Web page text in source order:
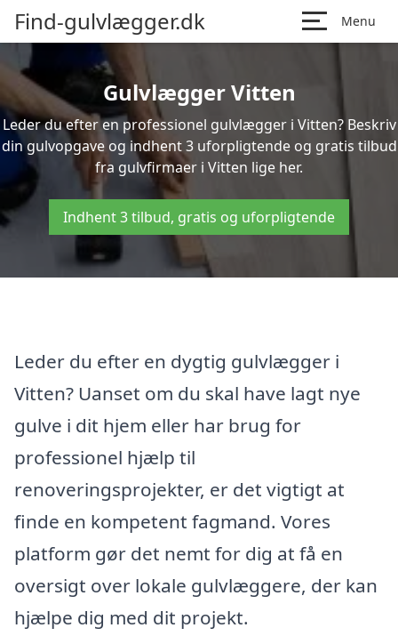
Find-gulvlægger.dk Menu
Gulvlægger Vitten
Leder du efter en professionel gulvlægger i Vitten? Beskriv
din gulvopgave og indhent 3 uforpligtende og gratis tilbud
fra gulvfirmaer i Vitten lige her.
Indhent 3 tilbud, gratis og uforpligtende
Leder du efter en dygtig gulvlægger i
Vitten? Uanset om du skal have lagt nye
gulve i dit hjem eller har brug for
professionel hjælp til
renoveringsprojekter, er det vigtigt at
finde en kompetent fagmand. Vores
platform gør det nemt for dig at få en
oversigt over lokale gulvlæggere, der kan
hjælpe dig med dit projekt.